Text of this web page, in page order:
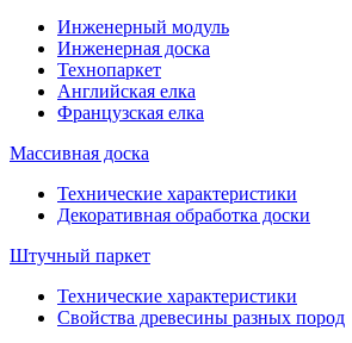
Инженерный модуль
Инженерная доска
Технопаркет
Английская елка
Французская елка
Массивная доска
Технические характеристики
Декоративная обработка доски
Штучный паркет
Технические характеристики
Свойства древесины разных пород